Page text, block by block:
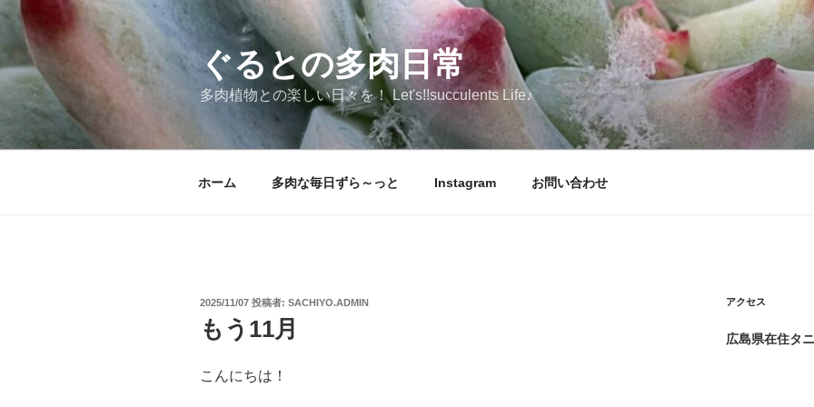
コ
ン
へ
ス
ぐるとの多肉日常
多肉植物との楽しい日々を！ Let's!!succulents Life♪
ホーム 多肉な毎日ずら～っと Instagram お問い合わせ
投
日:
2025/11/07 投稿者: SACHIYO.ADMIN
もう11月
こんにちは！
アクセス
広島県在住タ